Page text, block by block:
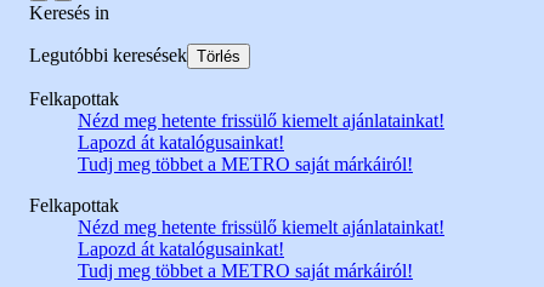
Keresés in
Legutóbbi keresések Törlés
Felkapottak
Nézd meg hetente frissülő kiemelt ajánlatainkat!
Lapozd át katalógusainkat!
Tudj meg többet a METRO saját márkáiról!
Felkapottak
Nézd meg hetente frissülő kiemelt ajánlatainkat!
Lapozd át katalógusainkat!
Tudj meg többet a METRO saját márkáiról!